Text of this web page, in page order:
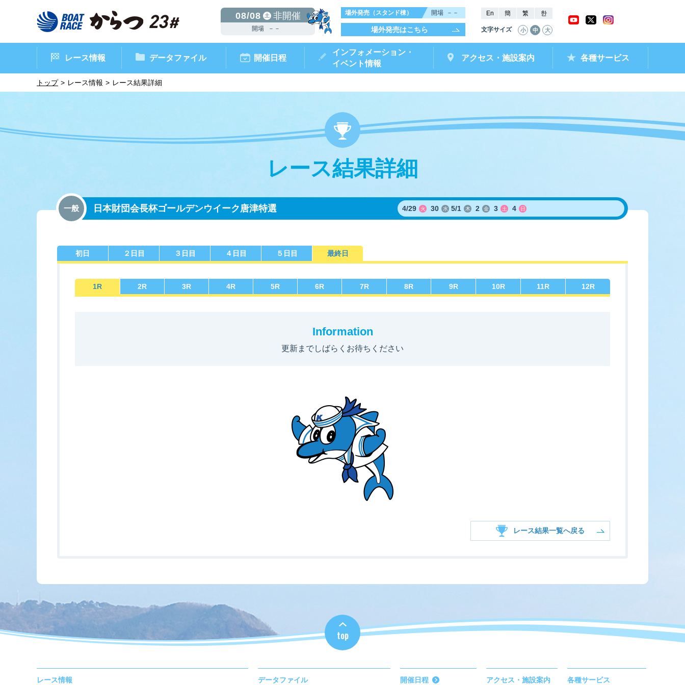
08/08 土 非開催
開場 －－
場外発売（スタンド棟） 開場 －－
場外発売はこちら
En 簡 繁 한
文字サイズ 小 中 大
レース情報
出走表・前日予想PDF
今節の進入コース別成績・
データファイル
出目データ
佐賀支部選手一覧 記念競走優勝選手一覧
開催日程
インフォメーション・
イベント情報
アクセス・施設案内
ボートレースチケットショップ
唐津ミニット
ボートレースチケットショップ
各種サービス
電話情報
トップ レース情報 レース結果詳細
レース結果詳細
一般 日本財団会長杯ゴールデンウイーク唐津特選 4/29 火 30 水 5/1 木 2 金 3 土 4 日
初日 ２日目 ３日目 ４日目 ５日目 最終日
1R 2R 3R 4R 5R 6R 7R 8R 9R 10R 11R 12R
Information
更新までしばらくお待ちください
レース結果一覧へ戻る
top
レース情報 データファイル 開催日程 アクセス・施設案内 各種サービス